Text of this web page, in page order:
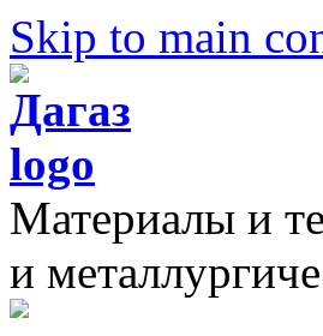
Skip to main
Материалы и
и